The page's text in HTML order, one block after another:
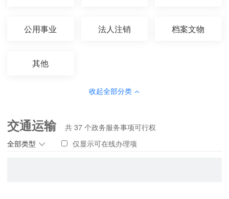
公用事业 法人注销 档案文物
其他
收起全部分类
交通运输
全部类型
共37 个政务服务事项可行权
仅显示可在线办理项